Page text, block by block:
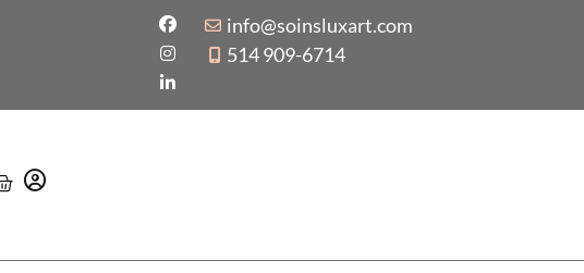
info@soinsluxart.com
514 909-6714